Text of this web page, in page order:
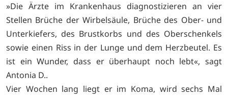
»Die Ärzte im Krankenhaus diagnostizieren an vier
Stellen Brüche der Wirbelsäule, Brüche des Ober- und
Unterkiefers, des Brustkorbs und des Oberschenkels
sowie einen Riss in der Lunge und dem Herzbeutel. Es
ist ein Wunder, dass er überhaupt noch lebt«, sagt
Antonia D..
Vier Wochen lang liegt er im Koma, wird sechs Mal